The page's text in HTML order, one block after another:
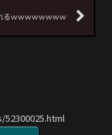
るｗｗｗｗｗｗｗｗ